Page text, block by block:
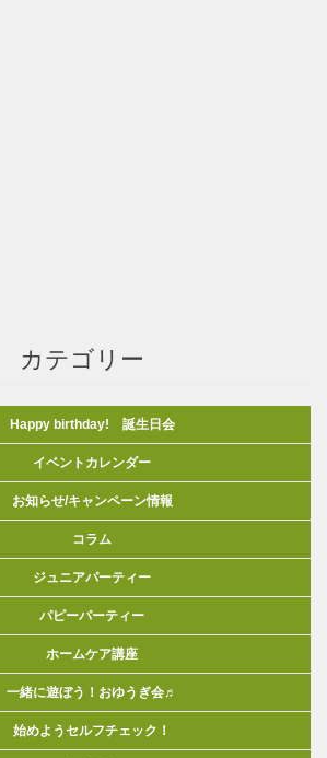
カテゴリー
Happy birthday! 誕生日会
イベントカレンダー
お知らせ/キャンペーン情報
コラム
ジュニアパーティー
パピーパーティー
ホームケア講座
一緒に遊ぼう！おゆうぎ会♬
始めようセルフチェック！